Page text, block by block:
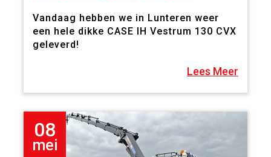
Vandaag hebben we in Lunteren weer
een hele dikke CASE IH Vestrum 130 CVX
geleverd!
Lees Meer
08
mei